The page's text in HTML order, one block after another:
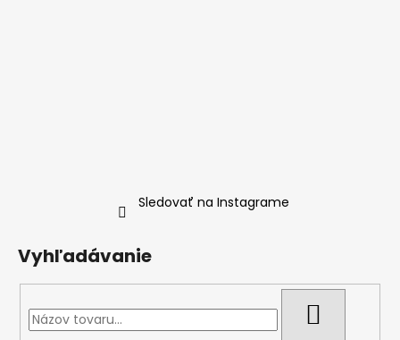
Sledovať na Instagrame
Vyhľadávanie